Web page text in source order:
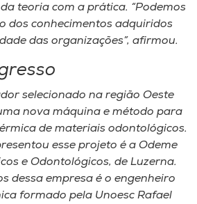
teoria com a prática. “Podemos
dos conhecimentos adquiridos
das organizações”, afirmou.
selecionado na região Oeste
nova máquina e método para
de materiais odontológicos.
esse projeto é a Odeme
e Odontológicos, de Luzerna.
dessa empresa é o engenheiro
formado pela Unoesc Rafael